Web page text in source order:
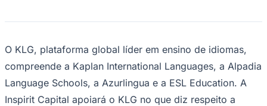
Divulgar VagasNovo
Negócios Regionais
Turismo
Segurança Regional
Hospitais Estaduais
Parques & Represas
O KLG, plataforma global líder em ensino de idiomas,
compreende a Kaplan International Languages, a Alpadia
Language Schools, a Azurlingua e a ESL Education. A
Inspirit Capital apoiará o KLG no que diz respeito a